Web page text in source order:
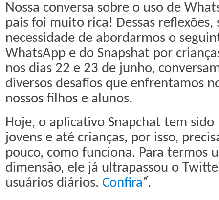
Nossa conversa sobre o uso de
pais foi muito rica! Dessas reflexões,
necessidade de abordarmos o
WhatsApp e do Snapshat por
nos dias 22 e 23 de junho,
diversos desafios que enfrentamos
nossos filhos e alunos.
Hoje, o aplicativo Snapchat tem
jovens e até crianças, por isso,
pouco, como funciona. Para termos
dimensão, ele já ultrapassou o
usuários diários. Confira .